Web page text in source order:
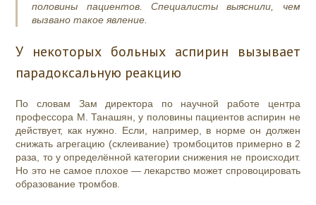
половины пациентов. Специалисты выяснили, чем
вызвано такое явление.
У некоторых больных аспирин вызывает
парадоксальную реакцию
По словам Зам директора по научной работе центра
профессора М. Танашян, у половины пациентов аспирин не
действует, как нужно. Если, например, в норме он должен
снижать агрегацию (склеивание) тромбоцитов примерно в 2
раза, то у определённой категории снижения не происходит.
Но это не самое плохое — лекарство может спровоцировать
образование тромбов.